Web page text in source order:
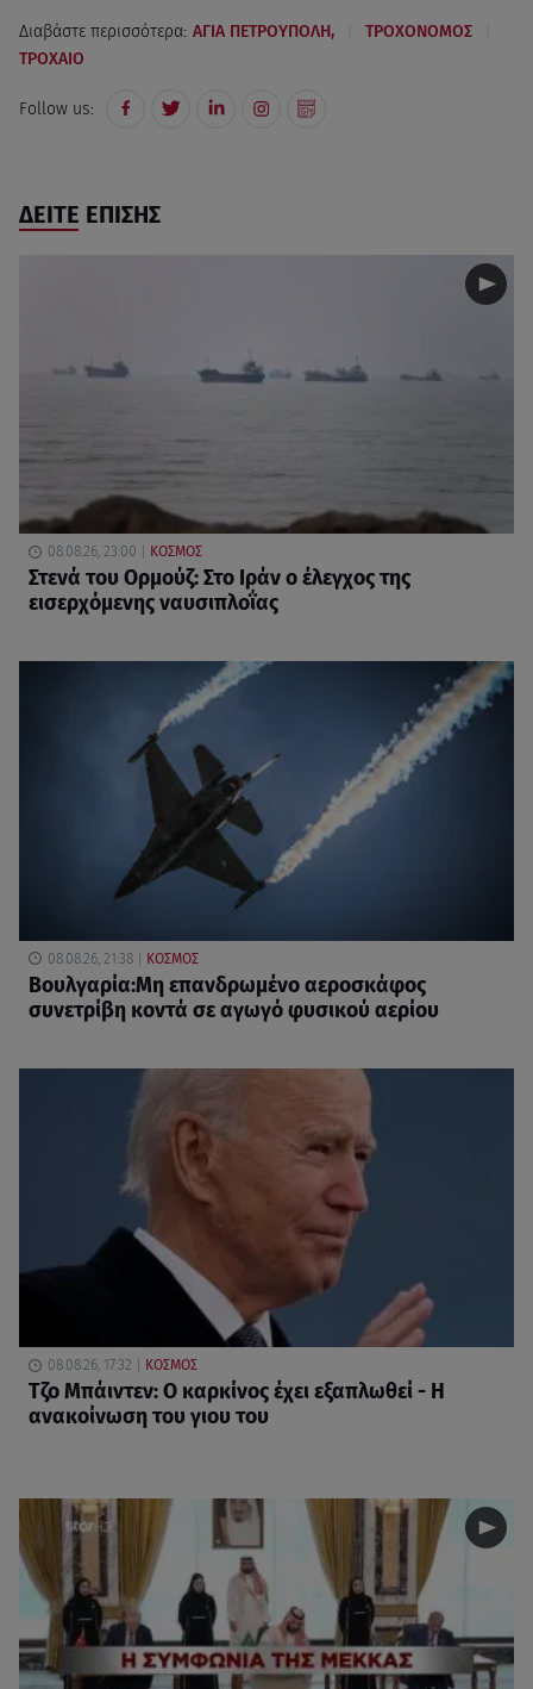
Διαβάστε περισσότερα: ΑΓΙΑ ΠΕΤΡΟΥΠΟΛΗ, ΤΡΟΧΟΝΟΜΟΣ
ΤΡΟΧΑΙΟ
Follow us:
ΔΕΙΤΕ ΕΠΙΣΗΣ
08.08.26, 23:00 ΚΟΣΜΟΣ
Στενά του Ορμούζ: Στο Ιράν ο έλεγχος της
εισερχόμενης ναυσιπλοΐας
08.08.26, 21:38 ΚΟΣΜΟΣ
Βουλγαρία:Μη επανδρωμένο αεροσκάφος
συνετρίβη κοντά σε αγωγό φυσικού αερίου
08.08.26, 17:32 ΚΟΣΜΟΣ
Τζο Μπάιντεν: Ο καρκίνος έχει εξαπλωθεί - Η
ανακοίνωση του γιου του